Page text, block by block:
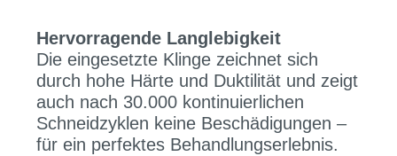
Hervorragende Langlebigkeit
Die eingesetzte Klinge zeichnet sich
durch hohe Härte und Duktilität und zeigt
auch nach 30.000 kontinuierlichen
Schneidzyklen keine Beschädigungen –
für ein perfektes Behandlungserlebnis.